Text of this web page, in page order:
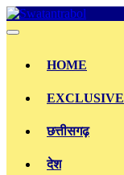
Skip
to
HOME
EXCLUSIVE
छत्तीसगढ़
देश